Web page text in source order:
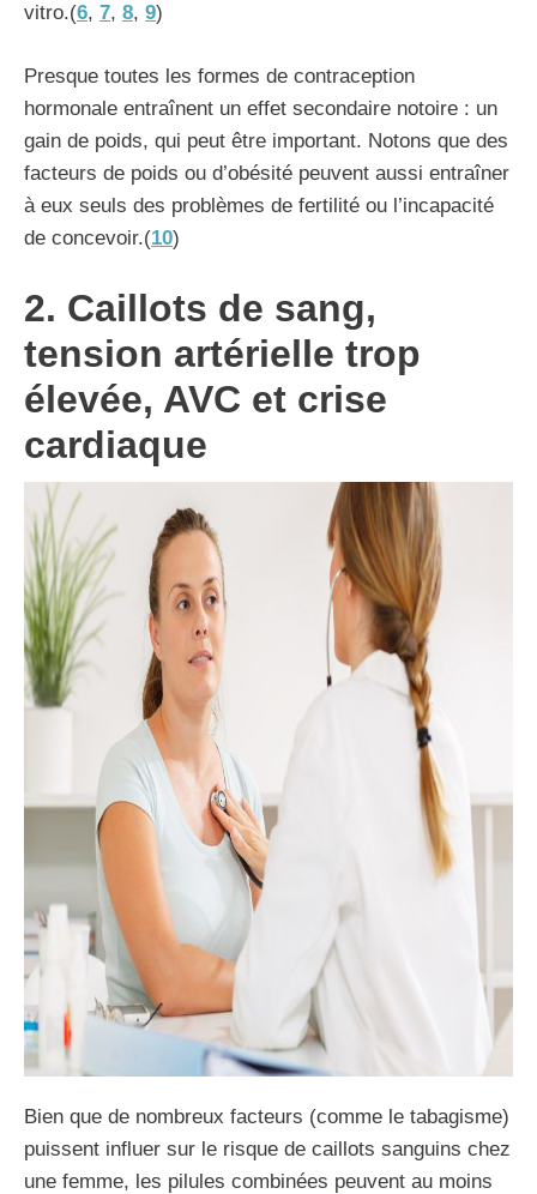
vitro.(6, 7, 8, 9)
Presque toutes les formes de contraception
hormonale entraînent un effet secondaire notoire : un
gain de poids, qui peut être important. Notons que des
facteurs de poids ou d’obésité peuvent aussi entraîner
à eux seuls des problèmes de fertilité ou l’incapacité
de concevoir.(10)
2. Caillots de sang,
tension artérielle trop
élevée, AVC et crise
cardiaque
Bien que de nombreux facteurs (comme le tabagisme)
puissent influer sur le risque de caillots sanguins chez
une femme, les pilules combinées peuvent au moins